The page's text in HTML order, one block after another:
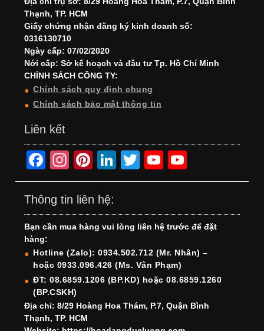
Thạnh, TP. HCM
Giấy chứng nhận đăng ký kinh doanh số:
0316130710
Ngày cấp: 07/02/2020
Nới cấp: Sở kế hoạch và đầu tư Tp. Hồ Chí Minh
CHÍNH SÁCH CÔNG TY:
Chính sách quy định chung
Chính sách bảo mật thông tin
Liên kết
F
a
c
e
b
o
o
k
In
st
a
gr
a
m
Pi
nt
er
e
st
Li
n
e
dI
n
T
wi
er
Y
o
T
u
b
e
o
T
u
b
e
h
Thông tin liên hệ:
Bạn cần mua hàng vui lòng liên hệ trước để đặt
hàng:
Hotline (Zalo): 0934.502.712 (Mr. Nhân) –
hoặc 0933.096.426 (Ms. Vân Phạm)
ĐT: 08.6859.1206 (BP.KD) hoặc 08.6859.1260
(BP.CSKH)
Địa chỉ: 8/29 Hoàng Hoa Thám, P.7, Quận Bình
Thạnh, TP. HCM